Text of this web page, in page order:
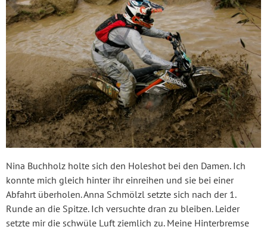
Nina Buchholz holte sich den Holeshot bei den Damen. Ich
konnte mich gleich hinter ihr einreihen und sie bei einer
Abfahrt überholen. Anna Schmölzl setzte sich nach der 1.
Runde an die Spitze. Ich versuchte dran zu bleiben. Leider
setzte mir die schwüle Luft ziemlich zu. Meine Hinterbremse